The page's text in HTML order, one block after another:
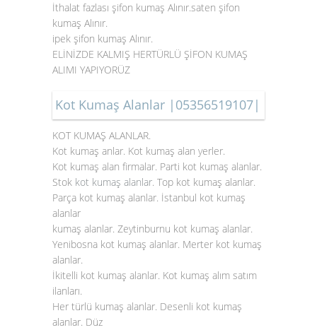
İthalat fazlası şifon kumaş Alınır.saten şifon
kumaş Alınır.
ipek şifon kumaş Alınır.
ELİNİZDE KALMIŞ HERTÜRLÜ ŞİFON KUMAŞ
ALIMI YAPIYORÜZ
Kot Kumaş Alanlar |05356519107|
KOT KUMAŞ ALANLAR.
Kot kumaş anlar. Kot kumaş alan yerler.
Kot kumaş alan firmalar. Parti kot kumaş alanlar.
Stok kot kumaş alanlar. Top kot kumaş alanlar.
Parça kot kumaş alanlar. İstanbul kot kumaş
alanlar
kumaş alanlar. Zeytinburnu kot kumaş alanlar.
Yenibosna kot kumaş alanlar. Merter kot kumaş
alanlar.
İkitelli kot kumaş alanlar. Kot kumaş alım satım
ilanları.
Her türlü kumaş alanlar. Desenli kot kumaş
alanlar. Düz